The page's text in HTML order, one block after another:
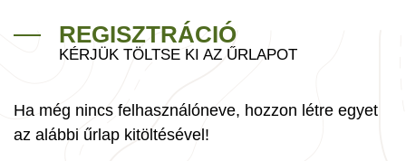
REGISZTRÁCIÓ
KÉRJÜK TÖLTSE KI AZ ŰRLAPOT
Ha még nincs felhasználóneve, hozzon létre egyet
az alábbi űrlap kitöltésével!